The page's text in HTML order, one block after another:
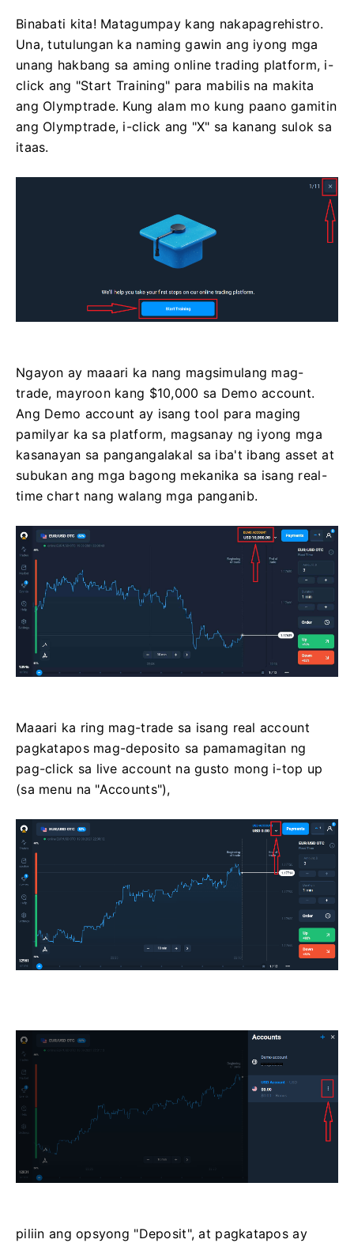
Binabati kita! Matagumpay kang nakapagrehistro.
Una, tutulungan ka naming gawin ang iyong mga
unang hakbang sa aming online trading platform, i-
click ang "Start Training" para mabilis na makita
ang Olymptrade. Kung alam mo kung paano gamitin
ang Olymptrade, i-click ang "X" sa kanang sulok sa
itaas.
Ngayon ay maaari ka nang magsimulang mag-
trade, mayroon kang $10,000 sa Demo account.
Ang Demo account ay isang tool para maging
pamilyar ka sa platform, magsanay ng iyong mga
kasanayan sa pangangalakal sa iba't ibang asset at
subukan ang mga bagong mekanika sa isang real-
time chart nang walang mga panganib.
Maaari ka ring mag-trade sa isang real account
pagkatapos mag-deposito sa pamamagitan ng
pag-click sa live account na gusto mong i-top up
(sa menu na "Accounts"),
piliin ang opsyong "Deposit", at pagkatapos ay